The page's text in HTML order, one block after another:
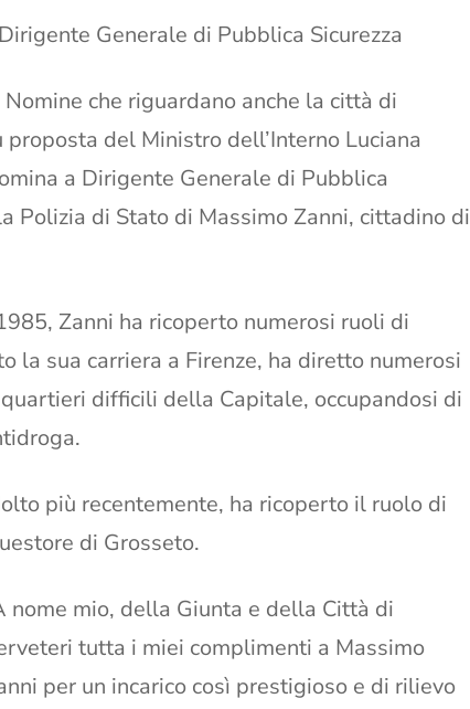
Generale di Pubblica Sicurezza
che riguardano anche la città di
del Ministro dell’Interno Luciana
a Dirigente Generale di Pubblica
Polizia di Stato di Massimo Zanni, cittadino di
Zanni ha ricoperto numerosi ruoli di
la sua carriera a Firenze, ha diretto numerosi
difficili della Capitale, occupandosi di
più recentemente, ha ricoperto il ruolo di
di Grosseto.
nome mio, della Giunta e della Città di
tutta i miei complimenti a Massimo
per un incarico così prestigioso e di rilievo